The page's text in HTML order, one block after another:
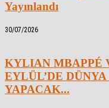
Yayınlandı
30/07/2026
KYLIAN MBAPPÉ
EYLÜL’DE
YAPACAK...